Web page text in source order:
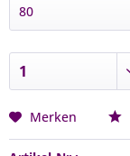
Merken